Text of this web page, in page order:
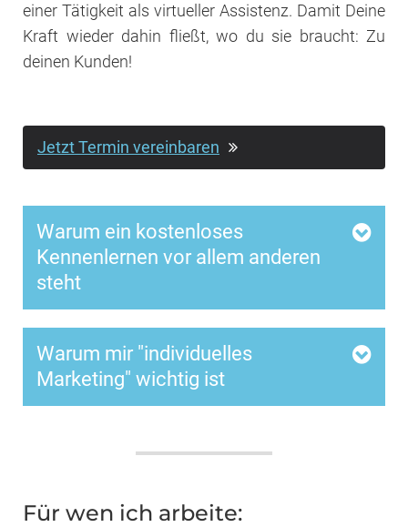
einer Tätigkeit als virtueller Assistenz. Damit Deine
Kraft wieder dahin fließt, wo du sie braucht: Zu
deinen Kunden!
Jetzt Termin vereinbaren
Warum ein kostenloses
Kennenlernen vor allem anderen
steht
Warum mir "individuelles
Marketing" wichtig ist
Für wen ich arbeite: